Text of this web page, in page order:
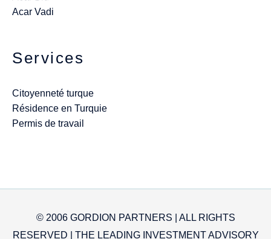
Acar Vadi
Services
Citoyenneté turque
Résidence en Turquie
Permis de travail
© 2006 GORDION PARTNERS | ALL RIGHTS
RESERVED | THE LEADING INVESTMENT ADVISORY